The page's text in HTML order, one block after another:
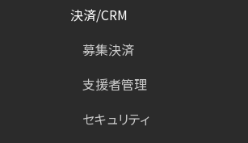
決済/CRM
募集決済
支援者管理
セキュリティ